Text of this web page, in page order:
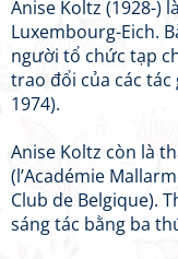
Anise Koltz (1928-)
Luxembourg-Eich.
người tổ chức tạp
trao đổi của các tác
1974).
Anise Koltz còn là
(l’Académie
Club de Belgique).
sáng tác bằng ba